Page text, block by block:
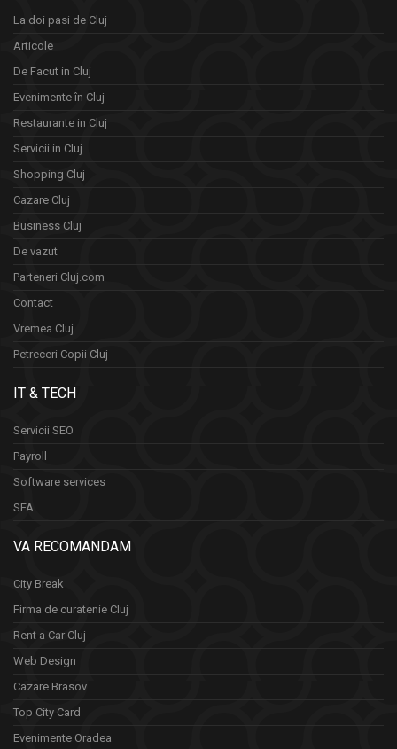
La doi pasi de Cluj
Articole
De Facut in Cluj
Evenimente în Cluj
Restaurante in Cluj
Servicii in Cluj
Shopping Cluj
Cazare Cluj
Business Cluj
De vazut
Parteneri Cluj.com
Contact
Vremea Cluj
Petreceri Copii Cluj
IT & TECH
Servicii SEO
Payroll
Software services
SFA
VA RECOMANDAM
City Break
Firma de curatenie Cluj
Rent a Car Cluj
Web Design
Cazare Brasov
Top City Card
Evenimente Oradea